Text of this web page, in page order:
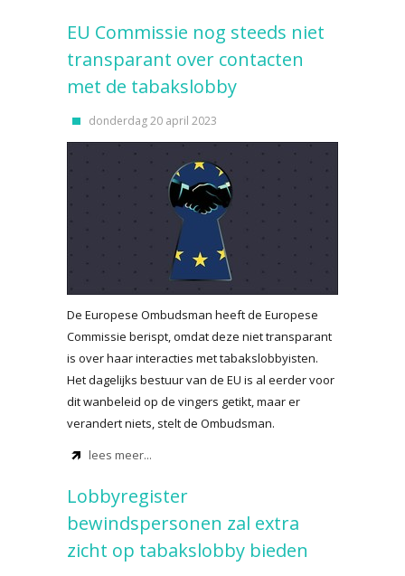
EU Commissie nog steeds niet
transparant over contacten
met de tabakslobby
donderdag 20 april 2023
De Europese Ombudsman heeft de Europese
Commissie berispt, omdat deze niet transparant
is over haar interacties met tabakslobbyisten.
Het dagelijks bestuur van de EU is al eerder voor
dit wanbeleid op de vingers getikt, maar er
verandert niets, stelt de Ombudsman.
lees meer...
Lobbyregister
bewindspersonen zal extra
zicht op tabakslobby bieden